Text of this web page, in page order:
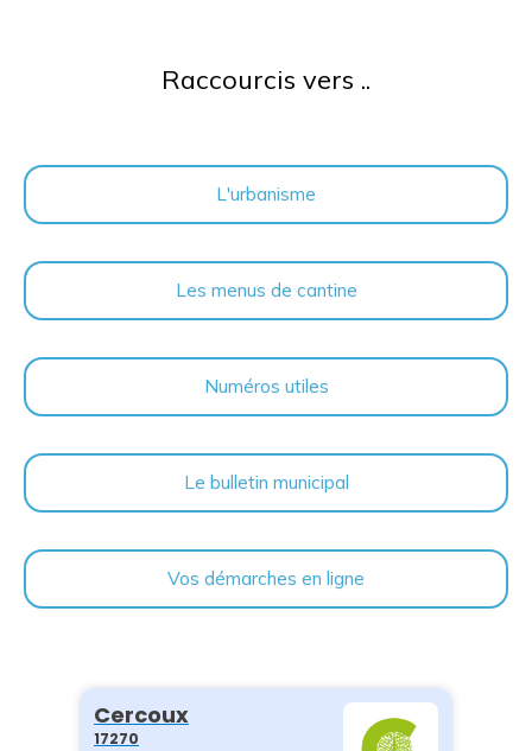
Raccourcis vers ..
L'urbanisme
Les menus de cantine
Numéros utiles
Le bulletin municipal
Vos démarches en ligne